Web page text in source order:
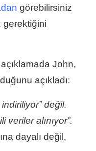
görebilirsiniz
gerektiğini
John,
açıkladı:
değil.
veriler alınıyor”.
dayalı değil,